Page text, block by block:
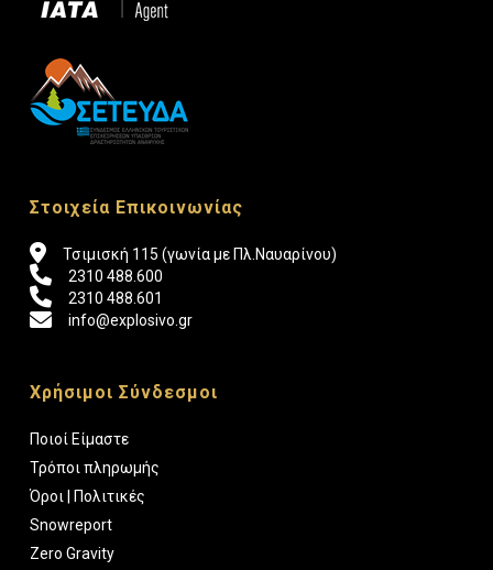
Στοιχεία Επικοινωνίας
Τσιμισκή 115 (γωνία με Πλ.Ναυαρίνου)
2310 488.600
2310 488.601
info@explosivo.gr
Χρήσιμοι Σύνδεσμοι
Ποιοί Είμαστε
Τρόποι πληρωμής
Όροι | Πολιτικές
Snowreport
Zero Gravity